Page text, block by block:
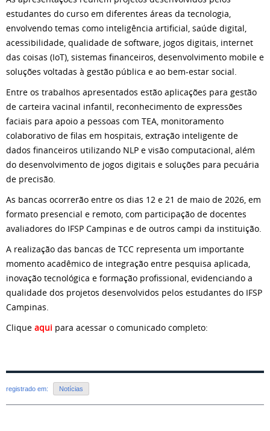
estudantes do curso em diferentes áreas da tecnologia,
envolvendo temas como inteligência artificial, saúde digital,
acessibilidade, qualidade de software, jogos digitais, internet
das coisas (IoT), sistemas financeiros, desenvolvimento mobile e
soluções voltadas à gestão pública e ao bem-estar social.
Entre os trabalhos apresentados estão aplicações para gestão
de carteira vacinal infantil, reconhecimento de expressões
faciais para apoio a pessoas com TEA, monitoramento
colaborativo de filas em hospitais, extração inteligente de
dados financeiros utilizando NLP e visão computacional, além
do desenvolvimento de jogos digitais e soluções para pecuária
de precisão.
As bancas ocorrerão entre os dias 12 e 21 de maio de 2026, em
formato presencial e remoto, com participação de docentes
avaliadores do IFSP Campinas e de outros campi da instituição.
A realização das bancas de TCC representa um importante
momento acadêmico de integração entre pesquisa aplicada,
inovação tecnológica e formação profissional, evidenciando a
qualidade dos projetos desenvolvidos pelos estudantes do IFSP
Campinas.
Clique aqui para acessar o comunicado completo:
registrado em: Notícias